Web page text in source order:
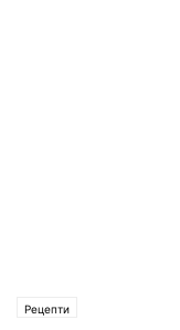
Рецепти